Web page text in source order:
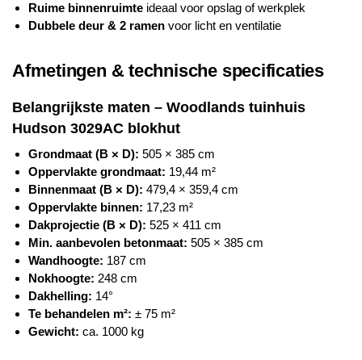
Ruime binnenruimte ideaal voor opslag of werkplek
Dubbele deur & 2 ramen voor licht en ventilatie
Afmetingen & technische specificaties
Belangrijkste maten – Woodlands tuinhuis
Hudson 3029AC blokhut
Grondmaat (B × D): 505 × 385 cm
Oppervlakte grondmaat: 19,44 m²
Binnenmaat (B × D): 479,4 × 359,4 cm
Oppervlakte binnen: 17,23 m²
Dakprojectie (B × D): 525 × 411 cm
Min. aanbevolen betonmaat: 505 × 385 cm
Wandhoogte: 187 cm
Nokhoogte: 248 cm
Dakhelling: 14°
Te behandelen m²: ± 75 m²
Gewicht: ca. 1000 kg